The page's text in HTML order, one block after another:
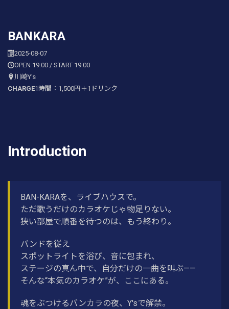
BANKARA
2025-08-07
OPEN 19:00 / START 19:00
川崎Y's
CHARGE1時間：1,500円＋1ドリンク
Introduction
BAN-KARAを、ライブハウスで。
ただ歌うだけのカラオケじゃ物足りない。
狭い部屋で順番を待つのは、もう終わり。
バンドを従え
スポットライトを浴び、音に包まれ、
ステージの真ん中で、自分だけの一曲を叫ぶ——
そんな“本気のカラオケ”が、ここにある。
魂をぶつけるバンカラの夜、Y'sで解禁。